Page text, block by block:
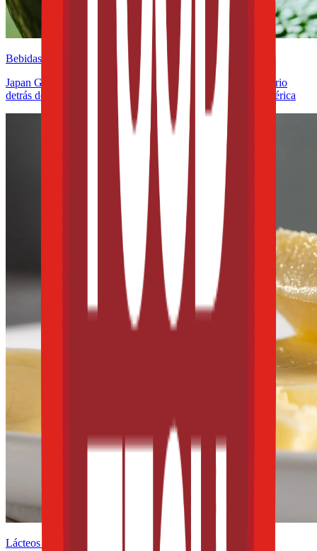
Bebidas
Japan Geographical Indication aplicada al té: el giro regulatorio
detrás del matcha y lo que significa para México y Latinoamérica
Lácteos y derivados